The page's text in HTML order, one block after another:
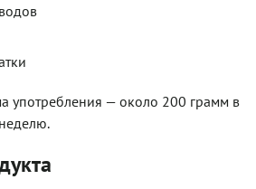
употребления — около 200 грамм в